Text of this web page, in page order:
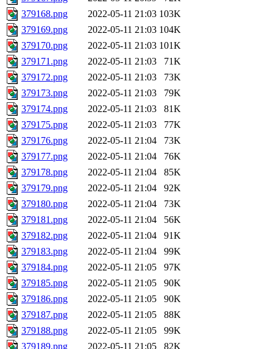
379168.png
2022-05-11 21:03 103K
379169.png
2022-05-11 21:03 104K
379170.png
2022-05-11 21:03 101K
379171.png
2022-05-11 21:03
71K
379172.png
2022-05-11 21:03
73K
379173.png
2022-05-11 21:03
79K
379174.png
2022-05-11 21:03
81K
379175.png
2022-05-11 21:03
77K
379176.png
2022-05-11 21:04
73K
379177.png
2022-05-11 21:04
76K
379178.png
2022-05-11 21:04
85K
379179.png
2022-05-11 21:04
92K
379180.png
2022-05-11 21:04
73K
379181.png
2022-05-11 21:04
56K
379182.png
2022-05-11 21:04
91K
379183.png
2022-05-11 21:04
99K
379184.png
2022-05-11 21:05
97K
379185.png
2022-05-11 21:05
90K
379186.png
2022-05-11 21:05
90K
379187.png
2022-05-11 21:05
88K
379188.png
2022-05-11 21:05
99K
379189.png
2022-05-11 21:05
82K